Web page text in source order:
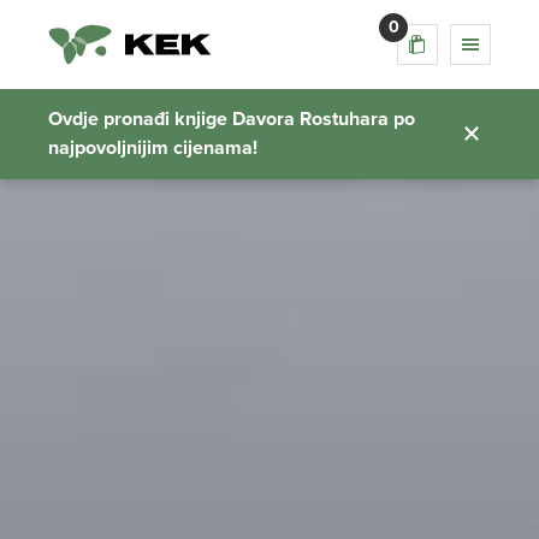
0
Ovdje pronađi knjige Davora Rostuhara po
najpovoljnijim cijenama!